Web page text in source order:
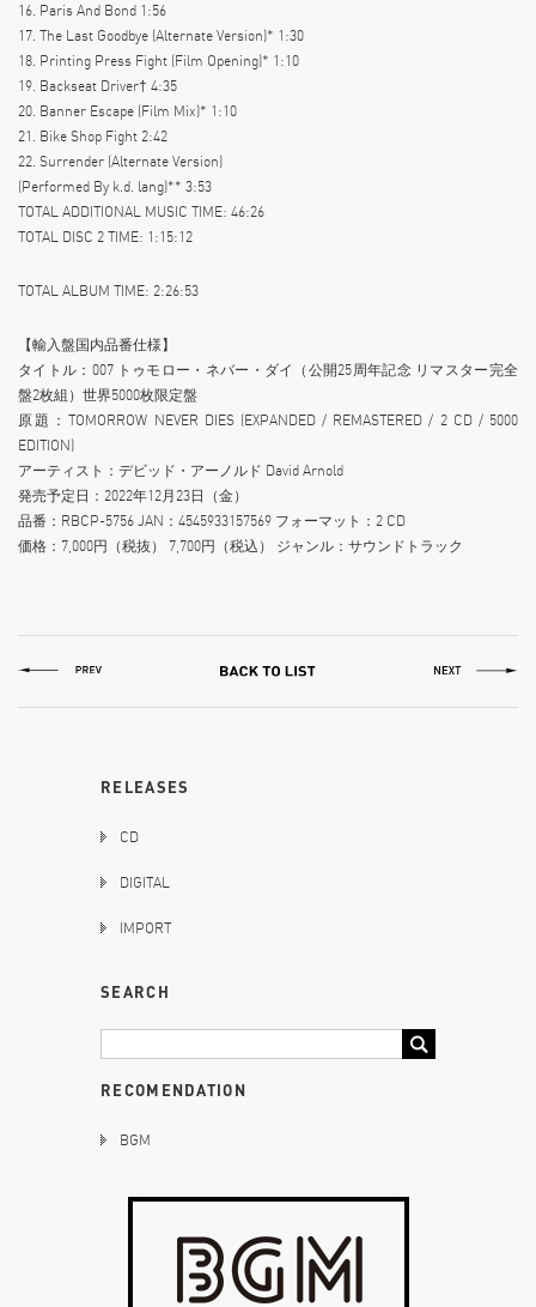
16. Paris And Bond 1:56
17. The Last Goodbye (Alternate Version)* 1:30
18. Printing Press Fight (Film Opening)* 1:10
19. Backseat Driver† 4:35
20. Banner Escape (Film Mix)* 1:10
21. Bike Shop Fight 2:42
22. Surrender (Alternate Version)
(Performed By k.d. lang)** 3:53
TOTAL ADDITIONAL MUSIC TIME: 46:26
TOTAL DISC 2 TIME: 1:15:12
TOTAL ALBUM TIME: 2:26:53
【輸入盤国内品番仕様】
タイトル：007 トゥモロー・ネバー・ダイ（公開25周年記念 リマスター完全
盤2枚組）世界5000枚限定盤
原題：TOMORROW NEVER DIES (EXPANDED / REMASTERED / 2 CD / 5000
EDITION)
アーティスト：デビッド・アーノルド David Arnold
発売予定日：2022年12月23日（金）
品番：RBCP-5756 JAN：4545933157569 フォーマット：2 CD
価格：7,000円（税抜） 7,700円（税込） ジャンル：サウンドトラック
RELEASES
CD
DIGITAL
IMPORT
SEARCH
RECOMENDATION
BGM